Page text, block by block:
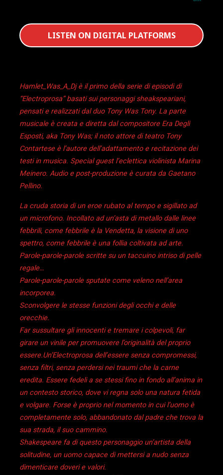
LISTEN ON DIGITAL PLATFORMS
Hamlet_Was_A_Dj è il primo della serie di episodi di
“Electroprosa” basati sui personaggi sheakspeariani,
pensati e realizzati dal duo Tony Was Tony. La parte
musicale è creata e diretta dal compositore Era Degli
Esposti, aka Tony Was; il noto attore di teatro Tony
Contartese è l’autore dell’adattamento e recitazione dei
testi in musica. Special guest l’eclettica violinista Marina
Meinero. Audio e post-produzione è curata da Gaetano
Pellino.
La cruda storia di un eroe rubato al tempo e sigillato ad
un microfono. Incollato ad un’asta di metallo dalle linee
febbrili, come febbrile è la Vendetta, la visione di uno
spettro, come febbrile è una follia coltivata ad arte.
Parole-parole-parole scritte su un taccuino intriso di pelle
regale…
Parole-parole-parole sputate come veleno nell’area
incorporea.
Sconvolgere le stesse funzioni degli occhi e delle
orecchie.
Far sussultare gli innocenti e tremare i colpevoli, far
girare un vinile per promuovere l’originalità del proprio
essere.Un’Electroprosa dell’essere senza compromessi,
senza filtri, senza perdersi nei traumi che la carne
eredita. Essere fedeli a se stessi fino in fondo all’anima in
un contesto storico, dove vi regna solo una natura fetida
e volgare. Forse è proprio nel momento in cui l’uomo è
completamente solo, abbandonato dal padre che trova la
sua strada, il suo cammino.
Shakespeare fa di questo personaggio un’artista della
solitudine, un uomo capace di mettersi a nudo senza
dimenticare doveri e valori.